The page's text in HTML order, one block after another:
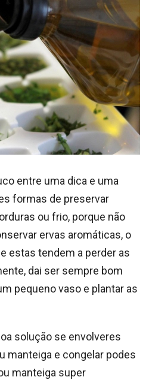
entre uma dica e uma
formas de preservar
ou frio, porque não
ervas aromáticas, o
estas tendem a perder as
dai ser sempre bom
pequeno vaso e plantar as
solução se envolveres
manteiga e congelar podes
manteiga super